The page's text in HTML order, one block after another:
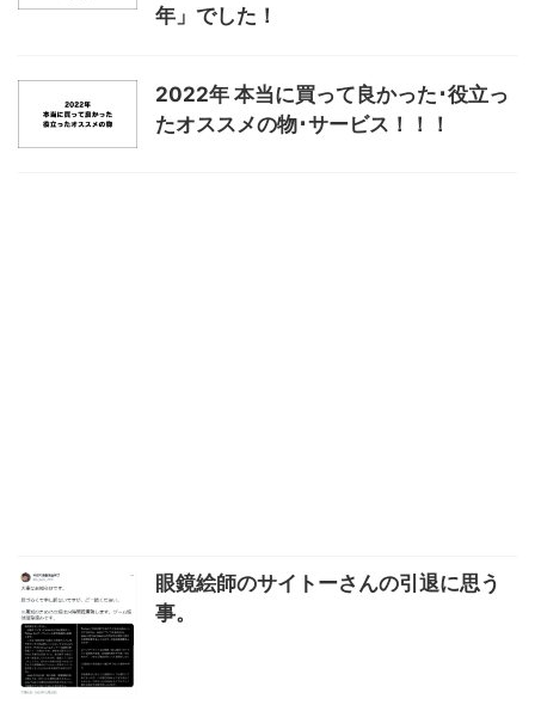
年」でした！
2022年 本当に買って良かった･役立っ
たオススメの物･サービス！！！
眼鏡絵師のサイトーさんの引退に思う
事。